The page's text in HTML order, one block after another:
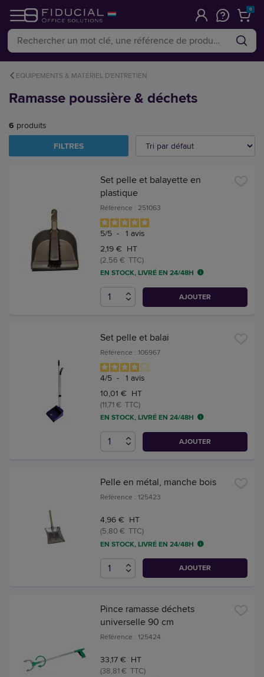
0
EQUIPEMENTS & MATÉRIEL D'ENTRETIEN
Ramasse poussière & déchets
6 produits
FILTRES
Set pelle et balayette en
plastique
Référence : 251063
5/5 - 1 avis
2,19 € HT
(2,56 € TTC)
EN STOCK, LIVRÉ EN 24/48H
AJOUTER
Set pelle et balai
Référence : 106967
4/5 - 1 avis
10,01 € HT
(11,71 € TTC)
EN STOCK, LIVRÉ EN 24/48H
AJOUTER
Pelle en métal, manche bois
Référence : 125423
4,96 € HT
(5,80 € TTC)
EN STOCK, LIVRÉ EN 24/48H
AJOUTER
Pince ramasse déchets
universelle 90 cm
Référence : 125424
33,17 € HT
(38,81 € TTC)